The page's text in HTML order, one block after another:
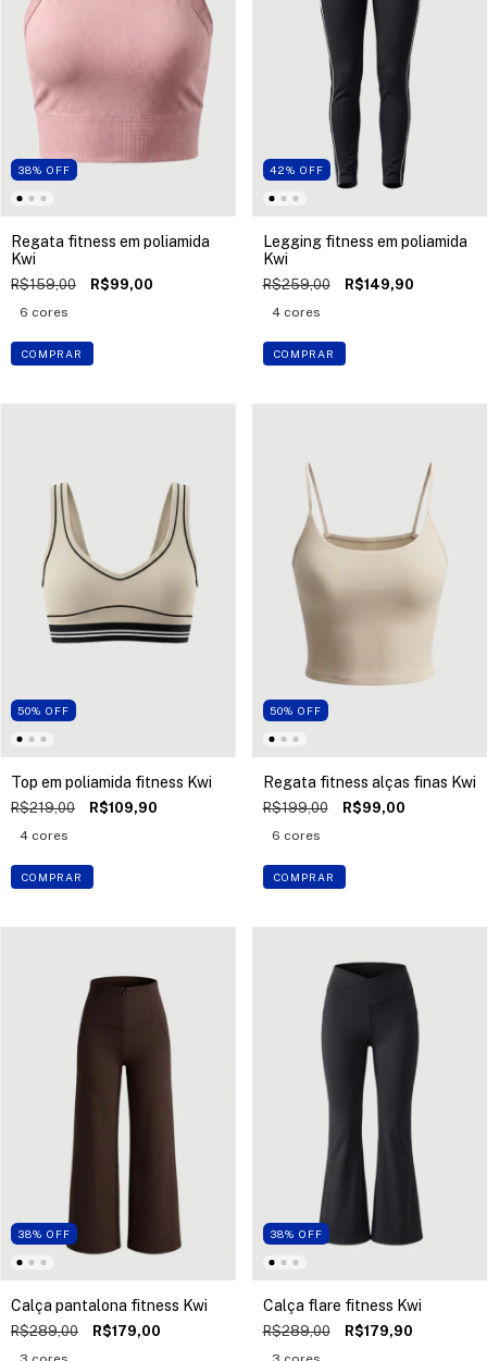
38% OFF
Regata fitness em poliamida
Kwi
R$159,00 R$99,00
6 cores
COMPRAR
42% OFF
Legging fitness em poliamida
Kwi
R$259,00 R$149,90
4 cores
COMPRAR
50% OFF
Top em poliamida fitness Kwi
R$219,00 R$109,90
4 cores
COMPRAR
50% OFF
Regata fitness alças finas Kwi
R$199,00 R$99,00
6 cores
COMPRAR
38% OFF
Calça pantalona fitness Kwi
R$289,00 R$179,00
38% OFF
Calça flare fitness Kwi
R$289,00 R$179,90